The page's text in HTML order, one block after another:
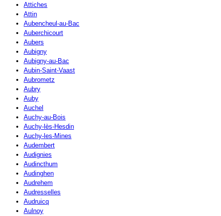
Attiches
Attin
Aubencheul-au-Bac
Auberchicourt
Aubers
Aubigny
Aubigny-au-Bac
Aubin-Saint-Vaast
Aubrometz
Aubry
Auby
Auchel
Auchy-au-Bois
Auchy-lès-Hesdin
Auchy-les-Mines
Audembert
Audignies
Audincthum
Audinghen
Audrehem
Audresselles
Audruicq
Aulnoy